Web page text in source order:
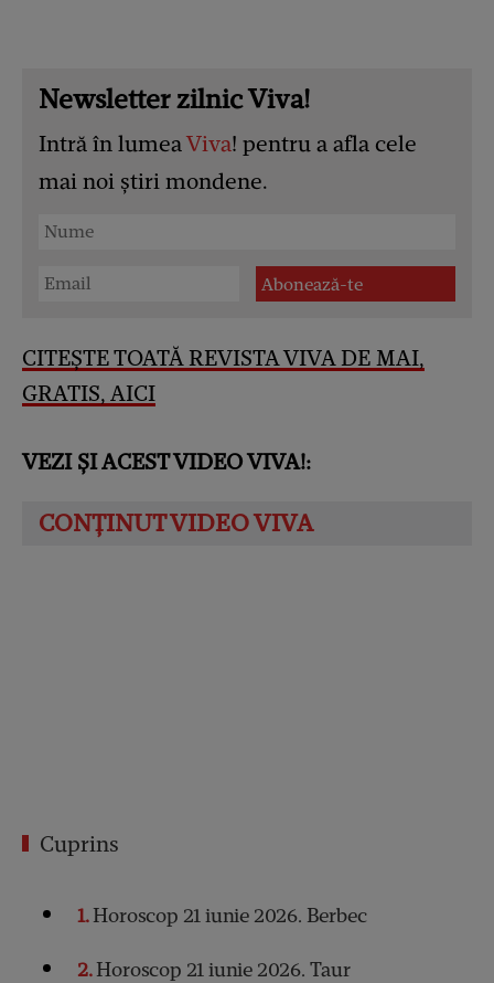
Newsletter zilnic Viva!
Intră în lumeaViva! pentru a afla cele
mai noi știri mondene.
CITEȘTE TOATĂ REVISTA VIVA DE MAI,
GRATIS, AICI
VEZI ȘI ACEST VIDEO VIVA!:
Cuprins
1Horoscop 21 iunie 2026. Berbec
2Horoscop 21 iunie 2026. Taur